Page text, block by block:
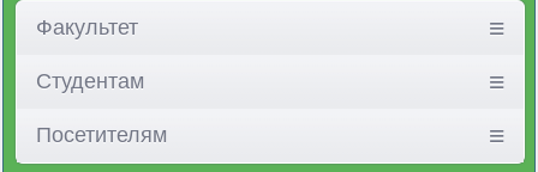
Факультет
Студентам
Посетителям